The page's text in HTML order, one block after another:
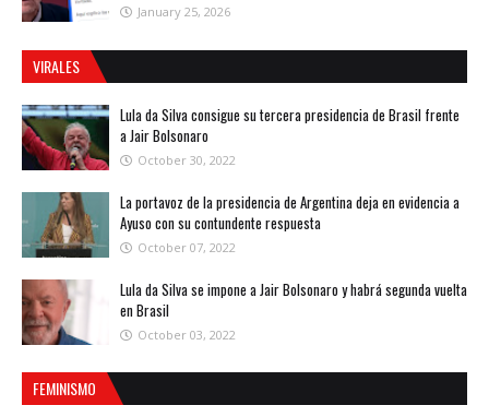
January 25, 2026
VIRALES
Lula da Silva consigue su tercera presidencia de Brasil frente
a Jair Bolsonaro
October 30, 2022
La portavoz de la presidencia de Argentina deja en evidencia a
Ayuso con su contundente respuesta
October 07, 2022
Lula da Silva se impone a Jair Bolsonaro y habrá segunda vuelta
en Brasil
October 03, 2022
FEMINISMO